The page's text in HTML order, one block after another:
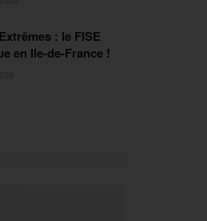
: le FISE
en Ile-de-France !